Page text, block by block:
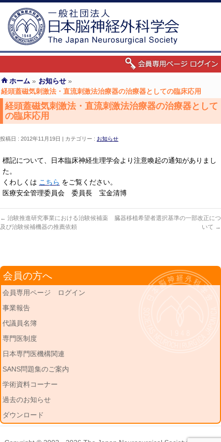
ホーム » お知らせ »
経頭蓋磁気刺激法・直流刺激法治療器の治療器としての臨床応用
経頭蓋磁気刺激法・直流刺激法治療器の治療器として
の臨床応用
投稿日 : 2012年11月19日 カテゴリー : お知らせ
標記について、日本臨床神経生理学会より注意喚起の通知がありまし
た。
くわしくは こちら をご覧ください。
医療安全管理委員会 委員長 宝金清博
← 治験推進研究事業における治験候補薬
及び治験候補機器の推薦依頼
臓器移植希望者選択基準の一部改正につ
いて →
会員の方へ
会員専用ページ ログイン
事業報告
代議員名簿
専門医制度
日本専門医機構関連
SANS問題集のご案内
学術資料コーナー
過去のお知らせ
ダウンロード